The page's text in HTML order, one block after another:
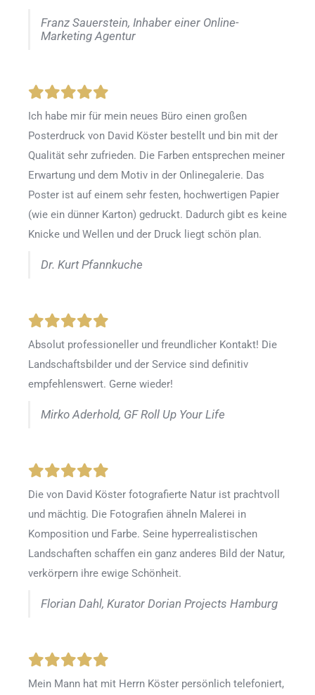
Franz Sauerstein, Inhaber einer Online-
Marketing Agentur
Ich habe mir für mein neues Büro einen großen
Posterdruck von David Köster bestellt und bin mit der
Qualität sehr zufrieden. Die Farben entsprechen meiner
Erwartung und dem Motiv in der Onlinegalerie. Das
Poster ist auf einem sehr festen, hochwertigen Papier
(wie ein dünner Karton) gedruckt. Dadurch gibt es keine
Knicke und Wellen und der Druck liegt schön plan.
Dr. Kurt Pfannkuche
Absolut professioneller und freundlicher Kontakt! Die
Landschaftsbilder und der Service sind definitiv
empfehlenswert. Gerne wieder!
Mirko Aderhold, GF Roll Up Your Life
Die von David Köster fotografierte Natur ist prachtvoll
und mächtig. Die Fotografien ähneln Malerei in
Komposition und Farbe. Seine hyperrealistischen
Landschaften schaffen ein ganz anderes Bild der Natur,
verkörpern ihre ewige Schönheit.
Florian Dahl, Kurator Dorian Projects Hamburg
Mein Mann hat mit Herrn Köster persönlich telefoniert,